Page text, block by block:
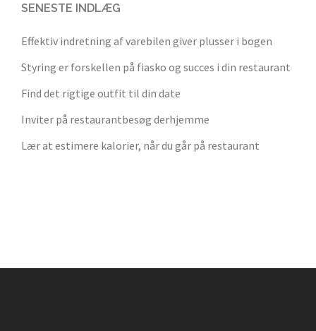
SENESTE INDLÆG
Effektiv indretning af varebilen giver plusser i bogen
Styring er forskellen på fiasko og succes i din restaurant
Find det rigtige outfit til din date
Inviter på restaurantbesøg derhjemme
Lær at estimere kalorier, når du går på restaurant